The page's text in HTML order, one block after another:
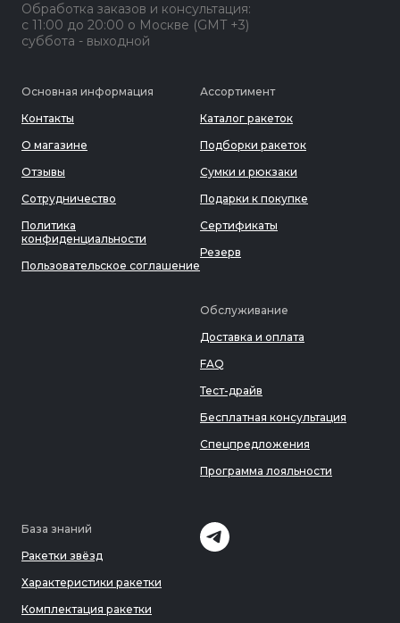
Обработка заказов и консультация:
с 11:00 до 20:00 о Москве (GMT +3)
суббота - выходной
Основная информация
Контакты
О магазине
Отзывы
Сотрудничество
Политика
конфиденциальности
Пользовательское соглашение
Ассортимент
Каталог ракеток
Подборки ракеток
Сумки и рюкзаки
Подарки к покупке
Сертификаты
Резерв
Обслуживание
Доставка и оплата
FAQ
Тест-драйв
Бесплатная консультация
Спецпредложения
Программа лояльности
База знаний
Ракетки звёзд
Характеристики ракетки
Комплектация ракетки